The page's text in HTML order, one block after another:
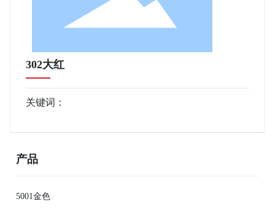
302大红
关键词：
产品
5001金色